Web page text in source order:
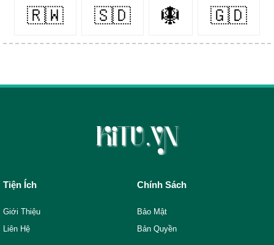
🇷🇼 🇸🇩 🪯 🇬🇩
Tiện Ích
Giới Thiệu
Liên Hệ
Chính Sách
Bảo Mật
Bản Quyền